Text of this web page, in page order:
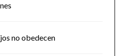
no obedecen